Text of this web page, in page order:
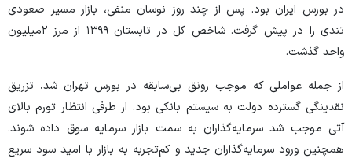
در بورس ایران بود. پس از چند روز نوسان منفی، بازار مسیر صعودی
تندی را در پیش گرفت. شاخص کل در تابستان ۱۳۹۹ از مرز ۲‌میلیون
واحد گذشت.
از جمله عواملی که موجب رونق بی‌سابقه در بورس تهران شد، تزریق
نقدینگی گسترده دولت به سیستم بانکی بود. از طرفی انتظار تورم بالای
آتی موجب شد سرمایه‌گذاران به سمت بازار سرمایه سوق داده شوند.
همچنین ورود سرمایه‌گذاران جدید و کم‌تجربه به بازار با امید سود سریع